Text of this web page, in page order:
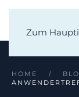
Zum
HOME